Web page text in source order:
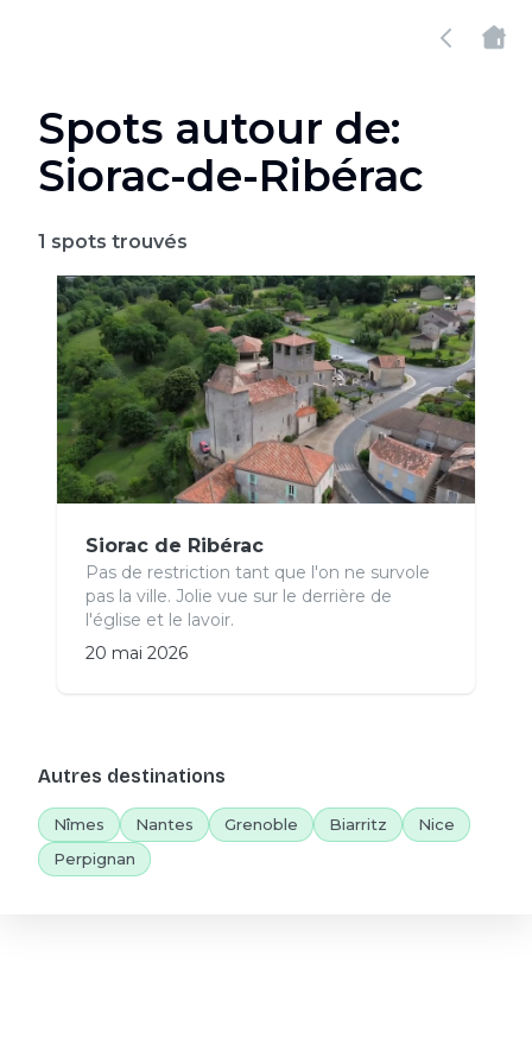
Spots autour de:
Siorac-de-Ribérac
1 spots trouvés
Siorac de Ribérac
Pas de restriction tant que l'on ne survole
pas la ville. Jolie vue sur le derrière de
l'église et le lavoir.
20 mai 2026
Autres destinations
Nîmes Nantes Grenoble Biarritz
Nice
Perpignan